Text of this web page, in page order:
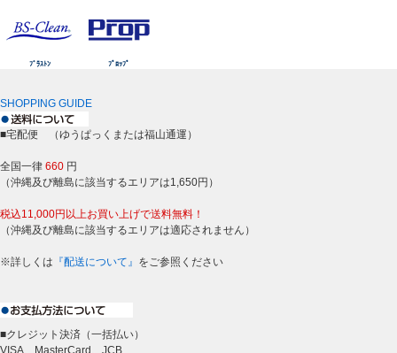
ﾌﾞﾗｽﾄﾝ ﾌﾟﾛｯﾌﾟ
SHOPPING GUIDE
■宅配便 （ゆうぱっくまたは福山通運）
全国一律 660 円
（沖縄及び離島に該当するエリアは1,650円）
税込11,000円以上お買い上げで送料無料！
（沖縄及び離島に該当するエリアは適応されません）
※詳しくは 『配送について』 をご参照ください
■クレジット決済（一括払い）
VISA、MasterCard、JCB